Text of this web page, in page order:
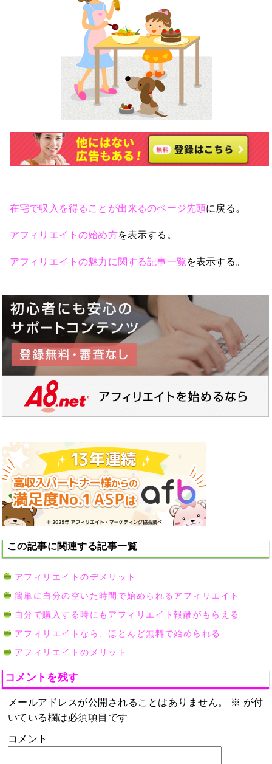
在宅で収入を得ることが出来るのページ先頭に戻る。
アフィリエイトの始め方を表示する。
アフィリエイトの魅力に関する記事一覧を表示する。
この記事に関連する記事一覧
アフィリエイトのデメリット
簡単に自分の空いた時間で始められるアフィリエイト
自分で購入する時にもアフィリエイト報酬がもらえる
アフィリエイトなら、ほとんど無料で始められる
アフィリエイトのメリット
コメントを残す
メールアドレスが公開されることはありません。 ※ が付
いている欄は必須項目です
コメント